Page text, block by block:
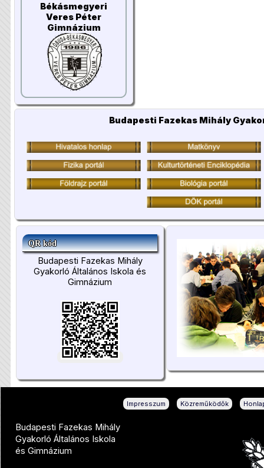
Békásmegyeri
Veres Péter
Gimnázium
Budapesti Fazekas Mihály
QR kód
Budapesti Fazekas Mihály
Gyakorló Általános Iskola és
Gimnázium
Impresszum Közreműködők
Budapesti Fazekas Mihály
Gyakorló Általános Iskola
és Gimnázium